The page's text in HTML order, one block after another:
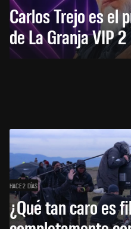
Carlos Trejo es el
de La Granja VIP 2
HACE 2 DÍAS
¿Qué tan caro es